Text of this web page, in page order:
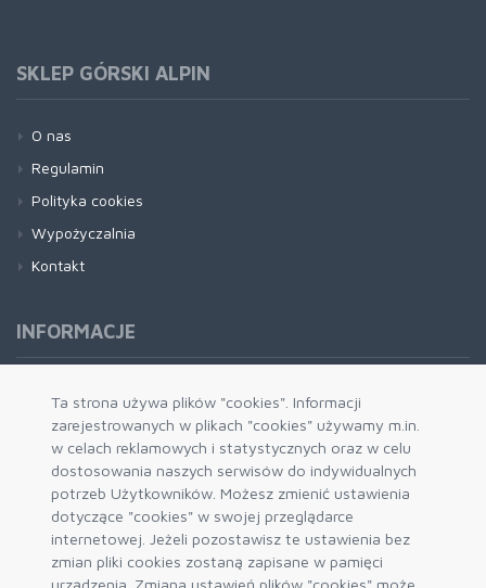
Ta strona używa plików "cookies". Informacji
zarejestrowanych w plikach "cookies" używamy m.in.
w celach reklamowych i statystycznych oraz w celu
dostosowania naszych serwisów do indywidualnych
potrzeb Użytkowników. Możesz zmienić ustawienia
dotyczące "cookies" w swojej przeglądarce
internetowej. Jeżeli pozostawisz te ustawienia bez
zmian pliki cookies zostaną zapisane w pamięci
urządzenia. Zmiana ustawień plików "cookies" może
SKLEP GÓRSKI ALPIN
O nas
Regulamin
Polityka cookies
Wypożyczalnia
Kontakt
INFORMACJE
Formy płatności
Dostawa i wysyłka
Zwrot i wymiana
System rabatowy
Kody rabatowe
Blog